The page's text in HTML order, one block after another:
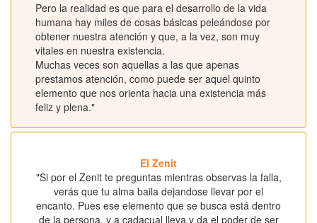
Pero la realidad es que para el desarrollo de la vida
humana hay miles de cosas básicas peleándose por
obtener nuestra atención y que, a la vez, son muy
vitales en nuestra existencia.
Muchas veces son aquellas a las que apenas
prestamos atención, como puede ser aquel quinto
elemento que nos orienta hacia una existencia más
feliz y plena."
El Zenit
"Si por el Zenit te preguntas mientras observas la falla,
verás que tu alma baila dejandose llevar por el
encanto. Pues ese elemento que se busca está dentro
de la persona, y a cadacual lleva y da el poder de ser